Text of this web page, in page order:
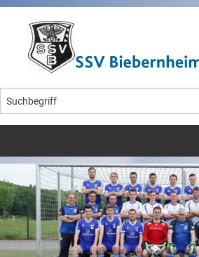
Startseite
Aktuelles
Veranstaltungen